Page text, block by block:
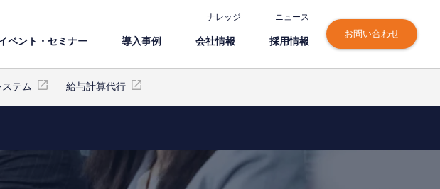
ナレッジ ニュース
ベント・セミナー 導⼊事例 会社情報 採⽤情報
お問い合わせ
テム 給与計算代行